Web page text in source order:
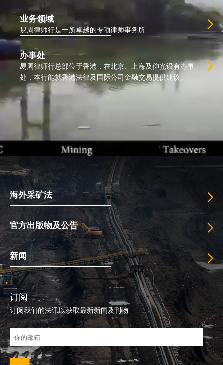
业务领域
易周律师行是一所卓越的专项律师事务所
办事处
易周律师行总部位于香港，在北京、上海及仰光设有办事
处，本行能就香港法律及国际公司金融交易提供建议。
海外采矿法
官方出版物及公告
新闻
订阅
订阅我们的法讯以获取最新新闻及刊物